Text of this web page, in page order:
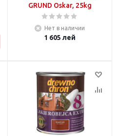
GRUND Oskar, 25kg
Нет в наличии
1 605 лей